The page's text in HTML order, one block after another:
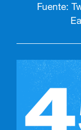
Fuente: